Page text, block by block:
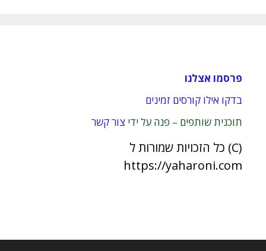
פרסמו אצלנו
בדקו אילו קורסים זמינים
תוכנית שותפים – פנה על ידי צור קשר
(C) כל הזכויות שמורות ל
https://yaharoni.com